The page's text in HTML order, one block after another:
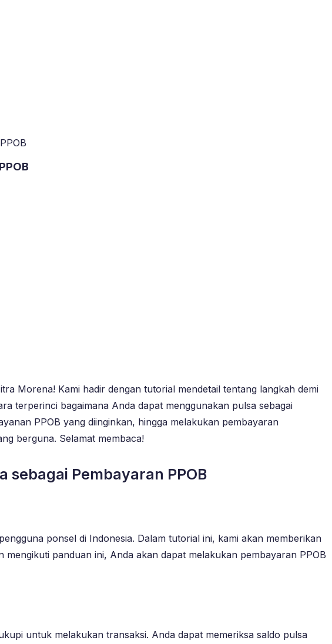
Morena! Kami hadir dengan tutorial mendetail tentang langkah demi
terperinci bagaimana Anda dapat menggunakan pulsa sebagai
PPOB yang diinginkan, hingga melakukan pembayaran
berguna. Selamat membaca!
Pembayaran PPOB
ponsel di Indonesia. Dalam tutorial ini, kami akan memberikan
panduan ini, Anda akan dapat melakukan pembayaran PPOB
untuk melakukan transaksi. Anda dapat memeriksa saldo pulsa